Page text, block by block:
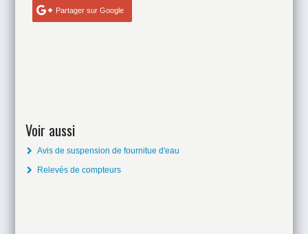
Partager sur Google
Voir aussi
Avis de suspension de fournitue d'eau
Relevés de compteurs